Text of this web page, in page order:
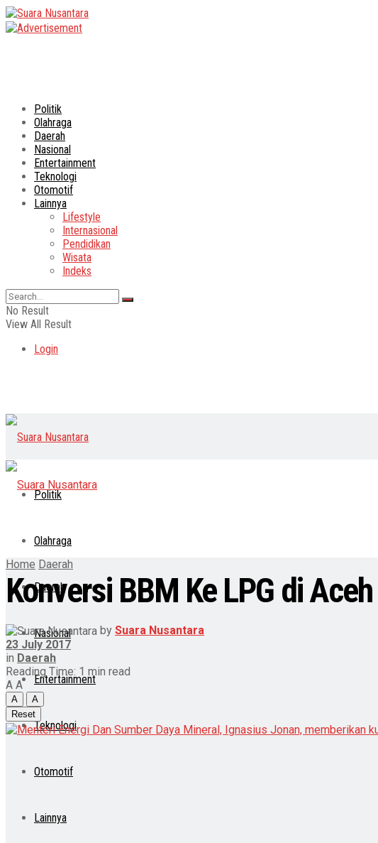
Politik
Olahraga
Daerah
Nasional
Entertainment
Teknologi
Otomotif
Lainnya
Lifestyle
Internasional
Pendidikan
Wisata
Indeks
No Result
View All Result
Login
Politik
Olahraga
Daerah
Nasional
Entertainment
Teknologi
Otomotif
Lainnya
Home Daerah
Konversi BBM Ke LPG di
by Suara Nusantara
23 July 2017
in Daerah
Reading Time: 1 min read
A A
A
A
Reset